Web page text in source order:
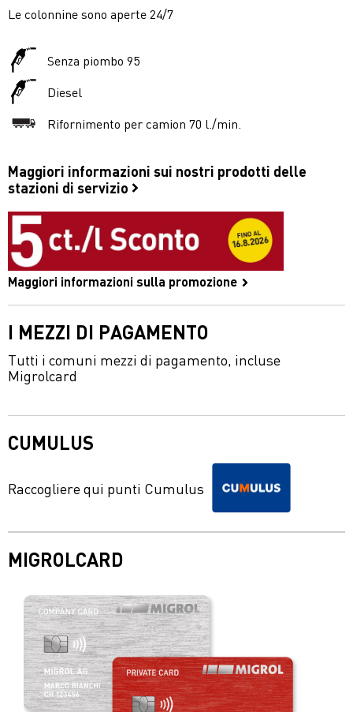
Le colonnine sono aperte 24/7
Senza piombo 95
Diesel
Rifornimento per camion 70 l./min.
Maggiori informazioni sui nostri prodotti delle
stazioni di servizio
Maggiori informazioni sulla promozione
I MEZZI DI PAGAMENTO
Tutti i comuni mezzi di pagamento, incluse
Migrolcard
CUMULUS
Raccogliere qui punti Cumulus
MIGROLCARD